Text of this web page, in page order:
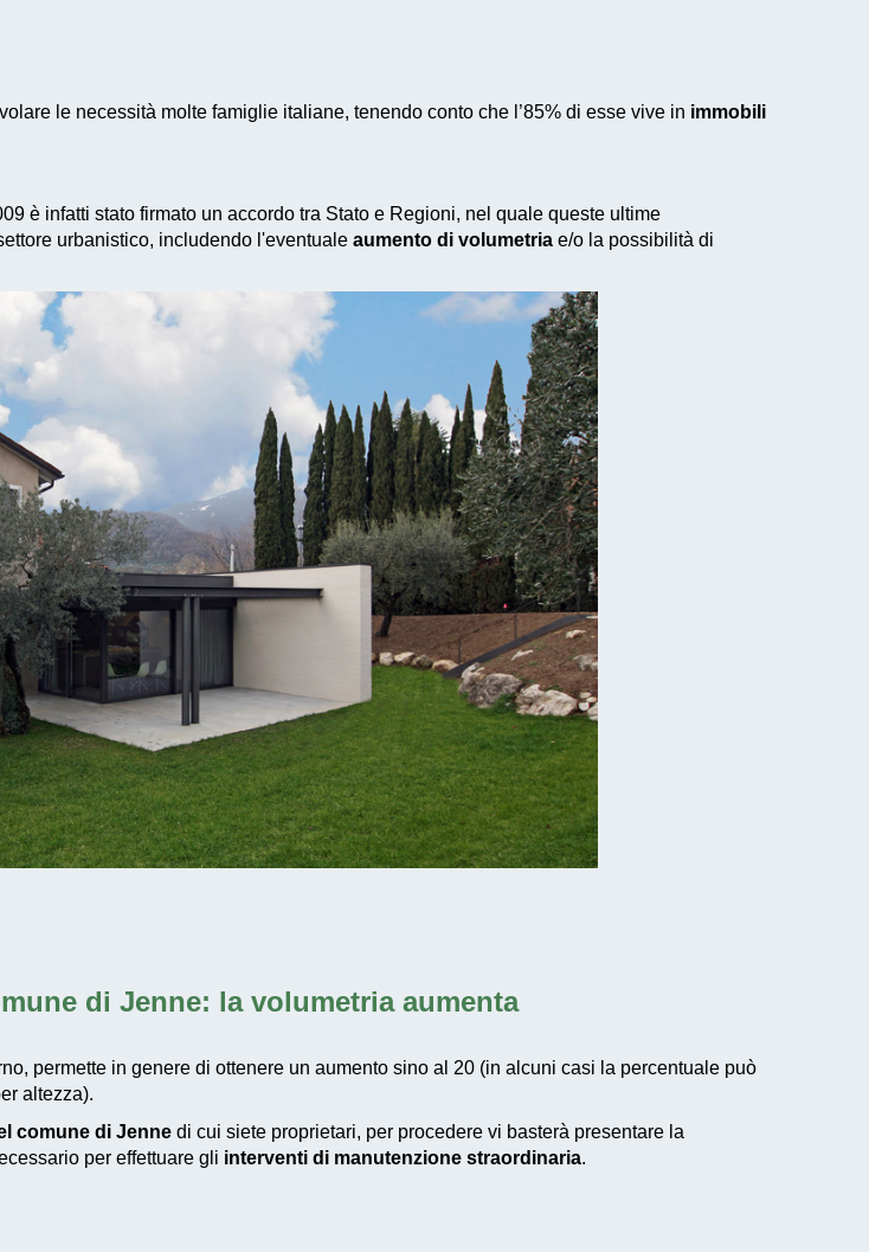
le necessità molte famiglie italiane, tenendo conto che l’85% di esse vive in immobili
è infatti stato firmato un accordo tra Stato e Regioni, nel quale queste ultime
urbanistico, includendo l'eventuale aumento di volumetria e/o la possibilità di
di Jenne: la volumetria aumenta
permette in genere di ottenere un aumento sino al 20 (in alcuni casi la percentuale può
altezza).
comune di Jenne di cui siete proprietari, per procedere vi basterà presentare la
per effettuare gli interventi di manutenzione straordinaria.